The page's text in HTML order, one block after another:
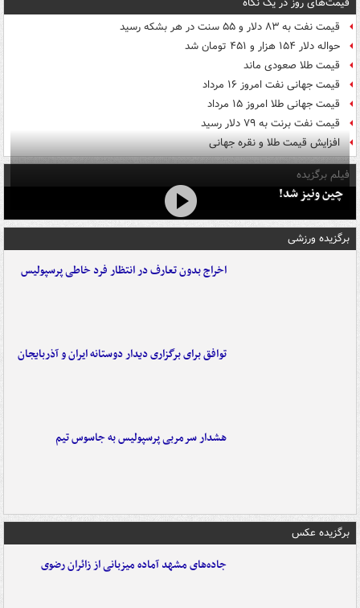
قیمت نفت به ۸۳ دلار و ۵۵ سنت در هر بشکه رسید
حواله دلار ۱۵۴ هزار و ۴۵۱ تومان شد
قیمت طلا صعودی ماند
قیمت جهانی نفت امروز ۱۶ مرداد
قیمت جهانی طلا امروز ۱۵ مرداد
قیمت نفت برنت به ۷۹ دلار رسید
افزایش قیمت طلا و نقره جهانی
فیلم برگزیده
چین ونیز شد!
برگزیده ورزشی
اخراج بدون تعارف در انتظار فرد خاطی پرسپولیس
توافق برای برگزاری دیدار دوستانه ایران و آذربایجان
هشدار سرمربی پرسپولیس به جاسوس تیم
برگزیده عکس
جاده‌های مشهد آماده میزبانی از زائران رضوی